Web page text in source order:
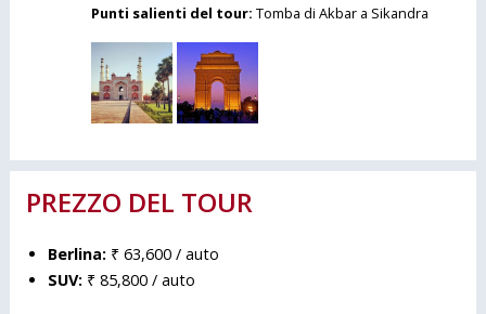
Punti salienti del tour: Tomba di Akbar a Sikandra
PREZZO DEL TOUR
Berlina:₹ 63,600 / auto
SUV:₹ 85,800 / auto